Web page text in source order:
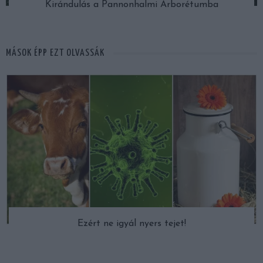
Kirándulás a Pannonhalmi Arborétumba
MÁSOK ÉPP EZT OLVASSÁK
Ezért ne igyál nyers tejet!